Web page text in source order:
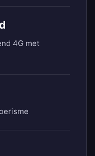
4G met